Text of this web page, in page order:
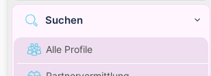
Suchen
Alle Profile